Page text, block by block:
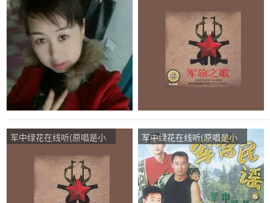
曾)，红玫瑰演唱点播:141
次
军中绿花在线听(原唱是小
军中绿花在线听(原唱是小
曾)，友哥（休息中）演唱
点播:83次